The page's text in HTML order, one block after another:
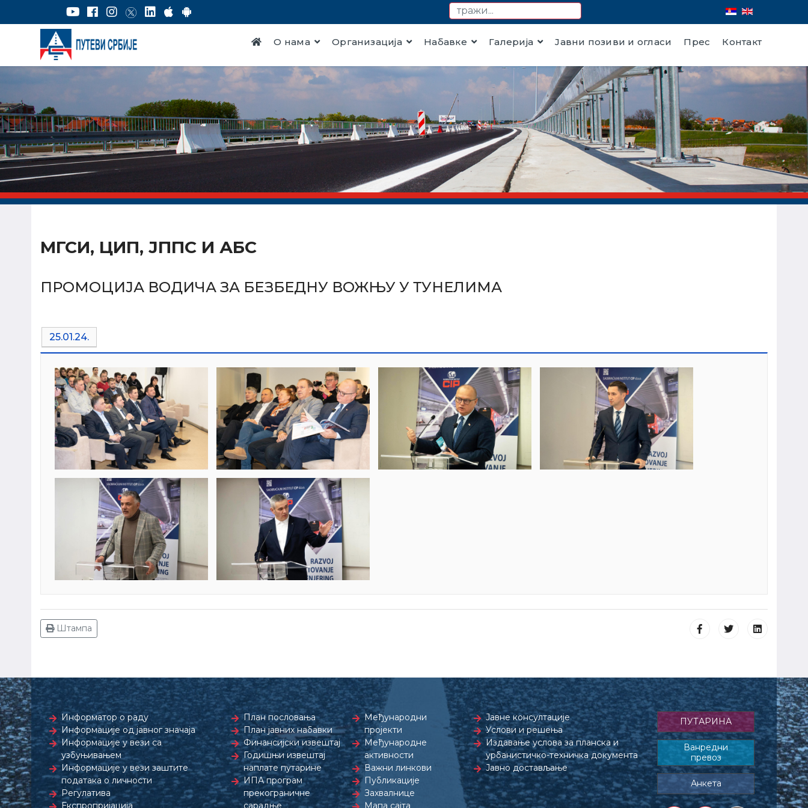
О нама Организација Набавке Галерија Јавни позиви и огласи Прес Контакт
МГСИ, ЦИП, ЈППС И АБС
ПРОМОЦИЈА ВОДИЧА ЗА БЕЗБЕДНУ ВОЖЊУ У ТУНЕЛИМА
25.01.24.
Штампа
Информатор о раду
Информације од јавног значаја
Информације у вези са
узбуњивањем
Информације у вези заштите
података о личности
Регулатива
Експропријација
План пословања
План јавних набавки
Финансијски извештај
Годишњи извештај
наплате путарине
ИПА програм
прекограничне
сарадње
Међународни
пројекти
Међународне
активности
Важни линкови
Публикације
Захвалнице
Мапа сајта
Јавне консултације
Услови и решења
Издавање услова за планска и
урбанистичко-техничка документа
Јавно достављање
ПУТАРИНА
Ванредни
превоз
Анкета